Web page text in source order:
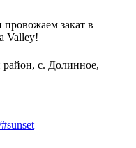
закат в
Valley!
район, с. Долинное,